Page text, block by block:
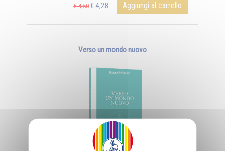
€ 4,50 € 4,28 Aggiungi al carrello
Verso un mondo nuovo